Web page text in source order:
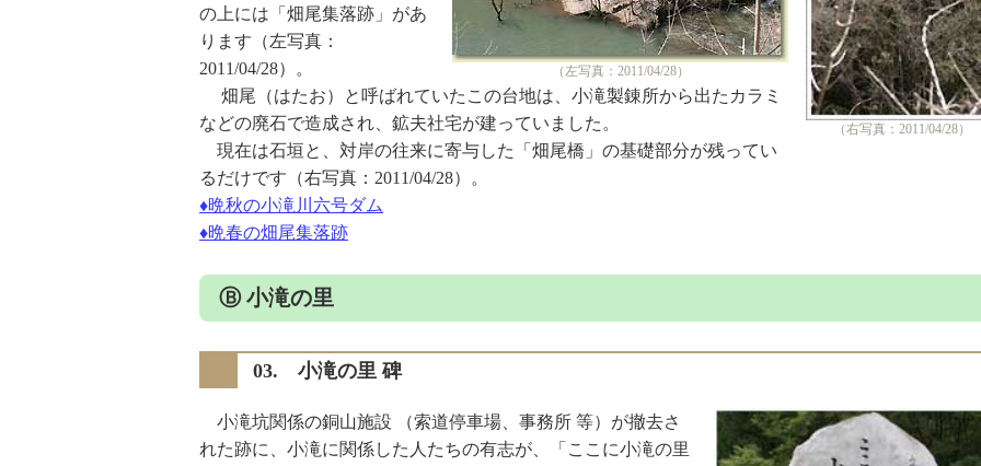
（右写真：2011/04/28）
（左写真：2011/04/28）
の上には「畑尾集落跡」があ
ります（左写真：
2011/04/28）。
畑尾（はたお）と呼ばれていたこの台地は、小滝製錬所から出たカラミ
などの廃石で造成され、鉱夫社宅が建っていました。
現在は石垣と、対岸の往来に寄与した「畑尾橋」の基礎部分が残ってい
るだけです（右写真：2011/04/28）。
♦晩秋の小滝川六号ダム
♦晩春の畑尾集落跡
Ⓑ 小滝の里
03. 小滝の里 碑
小滝坑関係の銅山施設 （索道停車場、事務所 等）が撤去さ
れた跡に、小滝に関係した人たちの有志が、「ここに小滝の里